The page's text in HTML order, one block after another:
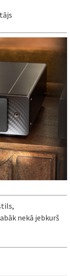
nekā jebkurš